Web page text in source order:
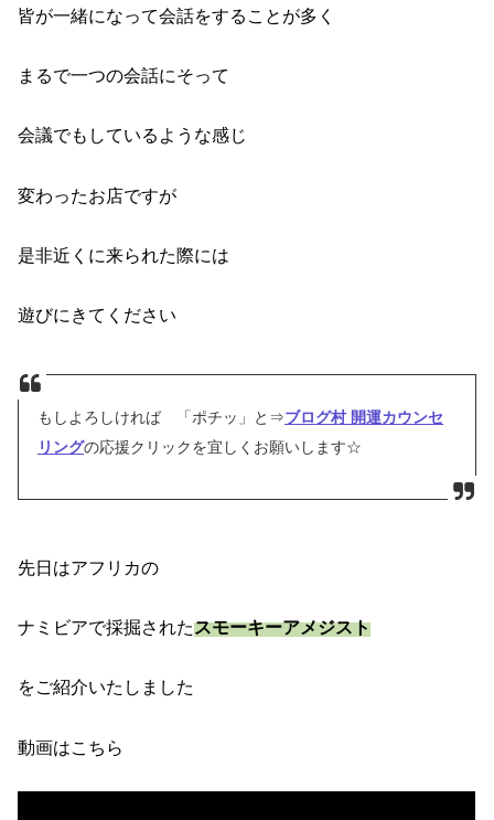
皆が一緒になって会話をすることが多く
まるで一つの会話にそって
会議でもしているような感じ
変わったお店ですが
是非近くに来られた際には
遊びにきてください
もしよろしければ 「ポチッ」と⇒ブログ村 開運カウンセ
リングの応援クリックを宜しくお願いします☆
先日はアフリカの
ナミビアで採掘されたスモーキーアメジスト
をご紹介いたしました
動画はこちら